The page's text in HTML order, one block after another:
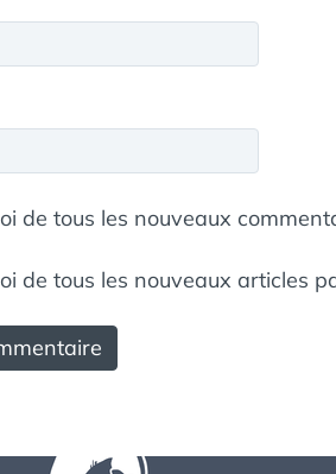
de tous les nouveaux
de tous les nouveaux articles